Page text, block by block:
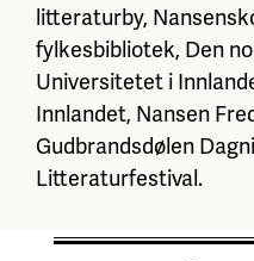
litteraturby,
fylkesbibliotek, Den
Universitetet i
Innlandet, Nansen
Gudbrandsdølen
Litteraturfestival.